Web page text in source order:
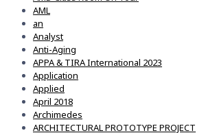
AML
an
Analyst
Anti-Aging
APPA & TIRA International 2023
Application
Applied
April 2018
Archimedes
ARCHITECTURAL PROTOTYPE PROJECT